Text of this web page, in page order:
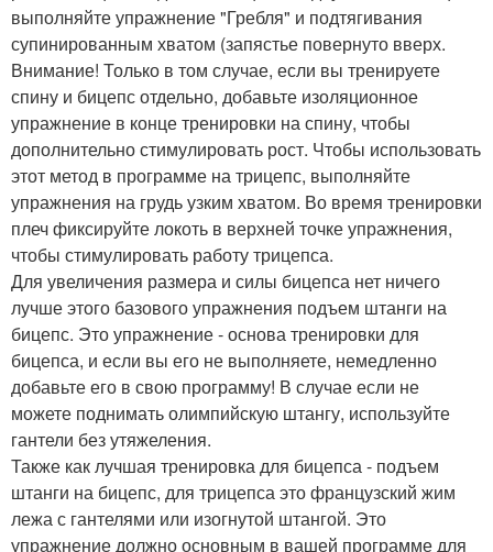
выполняйте упражнение "Гребля" и подтягивания
супинированным хватом (запястье повернуто вверх.
Внимание! Только в том случае, если вы тренируете
спину и бицепс отдельно, добавьте изоляционное
упражнение в конце тренировки на спину, чтобы
дополнительно стимулировать рост. Чтобы использовать
этот метод в программе на трицепс, выполняйте
упражнения на грудь узким хватом. Во время тренировки
плеч фиксируйте локоть в верхней точке упражнения,
чтобы стимулировать работу трицепса.
Для увеличения размера и силы бицепса нет ничего
лучше этого базового упражнения подъем штанги на
бицепс. Это упражнение - основа тренировки для
бицепса, и если вы его не выполняете, немедленно
добавьте его в свою программу! В случае если не
можете поднимать олимпийскую штангу, используйте
гантели без утяжеления.
Также как лучшая тренировка для бицепса - подъем
штанги на бицепс, для трицепса это французский жим
лежа с гантелями или изогнутой штангой. Это
упражнение должно основным в вашей программе для